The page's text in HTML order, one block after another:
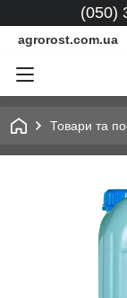
(050)
agrorost.com.ua
Товари та